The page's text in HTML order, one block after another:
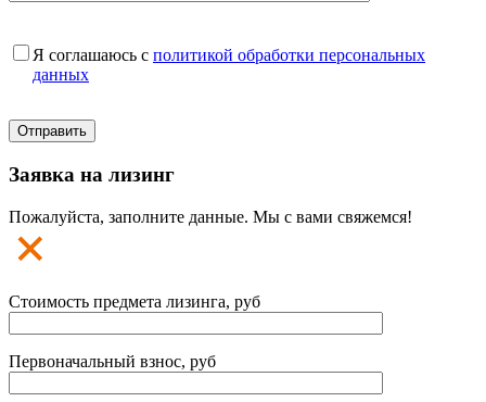
Я соглашаюсь с политикой обработки персональных
данных
Заявка на лизинг
Пожалуйста, заполните данные. Мы с вами свяжемся!
Стоимость предмета лизинга, руб
Первоначальный взнос, руб